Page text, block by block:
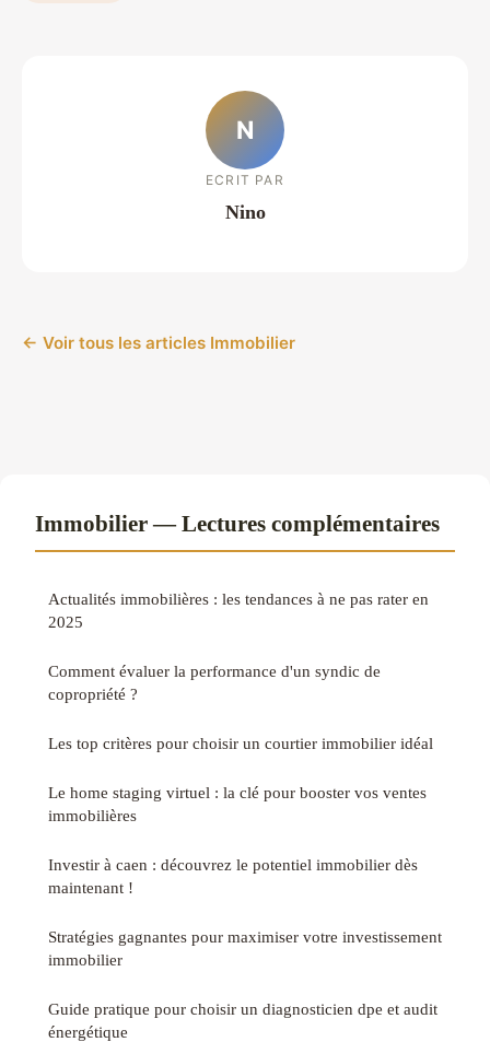
N
ECRIT PAR
Nino
← Voir tous les articles Immobilier
Immobilier — Lectures complémentaires
Actualités immobilières : les tendances à ne pas rater en
2025
Comment évaluer la performance d'un syndic de
copropriété ?
Les top critères pour choisir un courtier immobilier idéal
Le home staging virtuel : la clé pour booster vos ventes
immobilières
Investir à caen : découvrez le potentiel immobilier dès
maintenant !
Stratégies gagnantes pour maximiser votre investissement
immobilier
Guide pratique pour choisir un diagnosticien dpe et audit
énergétique